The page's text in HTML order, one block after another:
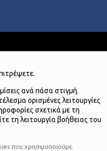
ανά πάσα στιγμή.
ορισμένες λειτουργίες
σχετικά με τη
τη λειτουργία βοήθειας του
που χρησιμοποιούμε.